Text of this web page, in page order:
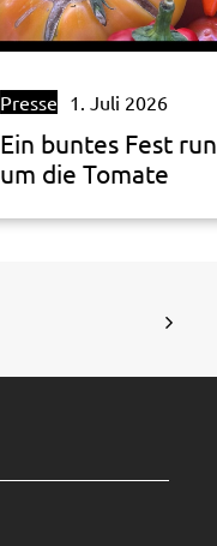
Presse 1. Juli 2026
Ein buntes Fest
um die Tomate